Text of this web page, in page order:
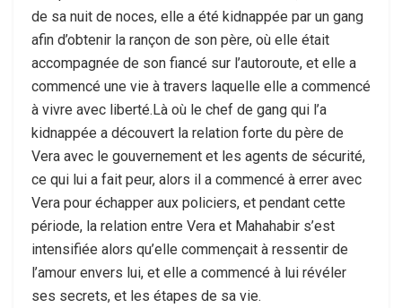
de sa nuit de noces, elle a été kidnappée par un gang
afin d’obtenir la rançon de son père, où elle était
accompagnée de son fiancé sur l’autoroute, et elle a
commencé une vie à travers laquelle elle a commencé
à vivre avec liberté.Là où le chef de gang qui l’a
kidnappée a découvert la relation forte du père de
Vera avec le gouvernement et les agents de sécurité,
ce qui lui a fait peur, alors il a commencé à errer avec
Vera pour échapper aux policiers, et pendant cette
période, la relation entre Vera et Mahahabir s’est
intensifiée alors qu’elle commençait à ressentir de
l’amour envers lui, et elle a commencé à lui révéler
ses secrets, et les étapes de sa vie.